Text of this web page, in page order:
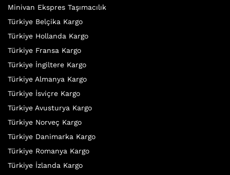
Minivan Ekspres Taşımacılık
Türkiye Belçika Kargo
Türkiye Hollanda Kargo
Türkiye Fransa Kargo
Türkiye İngiltere Kargo
Türkiye Almanya Kargo
Türkiye İsviçre Kargo
Türkiye Avusturya Kargo
Türkiye Norveç Kargo
Türkiye Danimarka Kargo
Türkiye Romanya Kargo
Türkiye İzlanda Kargo